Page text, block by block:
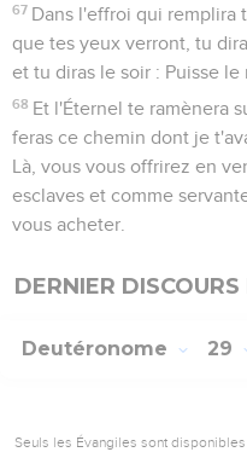
67 Dans l'effroi qui remplira
que tes yeux verront, tu
et tu diras le soir : Puisse le
68 Et l'Éternel te ramènera
feras ce chemin dont je
Là, vous vous offrirez en
esclaves et comme
vous acheter.
DERNIER
Deutéronome 29
Seuls les Évangiles sont